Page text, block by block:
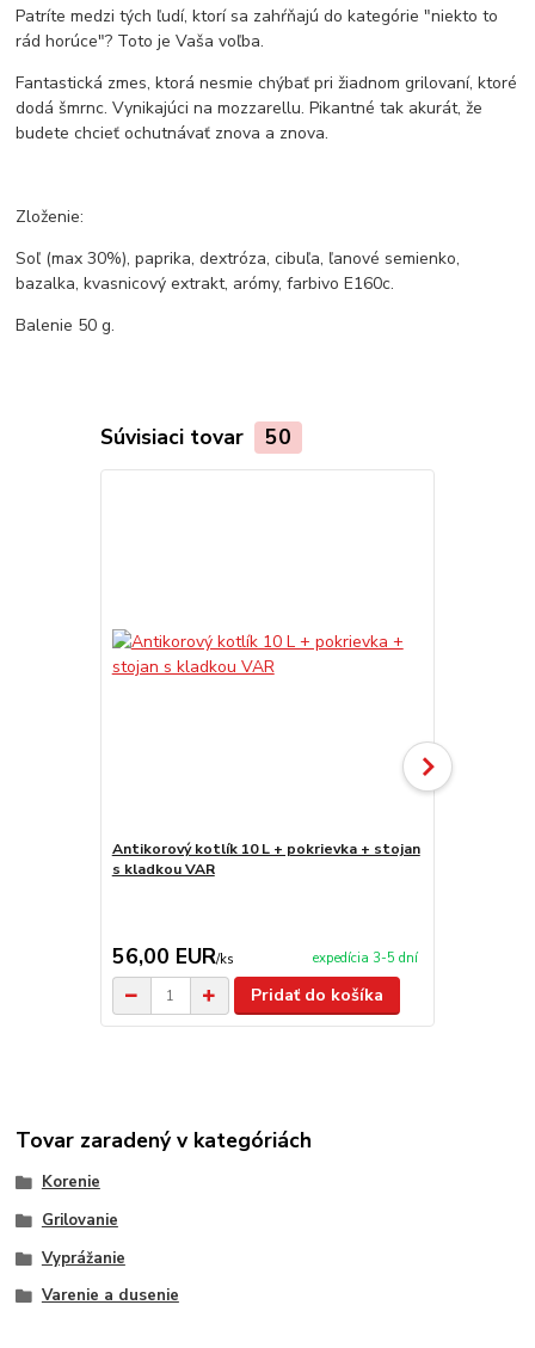
Patríte medzi tých ľudí, ktorí sa zahŕňajú do kategórie "niekto to
rád horúce"? Toto je Vaša voľba.
Fantastická zmes, ktorá nesmie chýbať pri žiadnom grilovaní, ktoré
dodá šmrnc. Vynikajúci na mozzarellu. Pikantné tak akurát, že
budete chcieť ochutnávať znova a znova.
Zloženie:
Soľ (max 30%), paprika, dextróza, cibuľa, ľanové semienko,
bazalka, kvasnicový extrakt, arómy, farbivo E160c.
Balenie 50 g.
Súvisiaci tovar 50
Antikorový kotlík 10 L + pokrievka + stojan
s kladkou VAR
56,00 EUR/ks expedícia 3-5 dní
Pridať do košíka
Tovar zaradený v kategóriách
Korenie
Grilovanie
Vyprážanie
Varenie a dusenie